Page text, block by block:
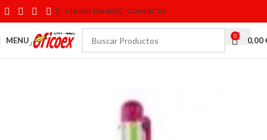
+34 640 158 800 CONTACTO
MENU 0 0,00